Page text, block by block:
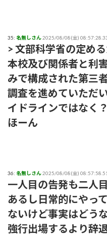
35: 名無しさん2025/08/08(金)
> 文部科学省の定め
本校及び関係者と利
みで構成された第三
調査を進めていただ
イドラインではなく？
ほーん
36: 名無しさん2025/08/08(金) 08:57:58.51
一人目の告発も二人
あるし日常的にやっ
ないけど事実はどう
強行出場するより辞